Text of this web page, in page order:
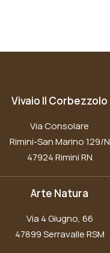
Vivaio Il Corbezzolo
Via Consolare
Rimini-San Marino 129/N
47924 Rimini RN
Arte Natura
Via 4 Giugno, 66
47899 Serravalle RSM